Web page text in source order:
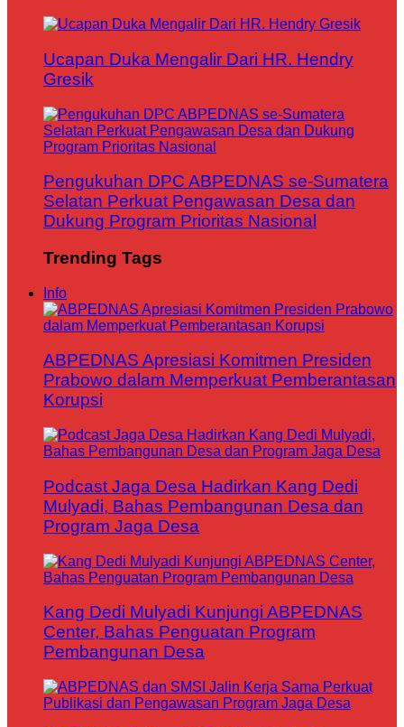
Ucapan Duka Mengalir Dari HR. Hendry
Gresik
Pengukuhan DPC ABPEDNAS se-Sumatera
Selatan Perkuat Pengawasan Desa dan
Dukung Program Prioritas Nasional
Trending Tags
Info
ABPEDNAS Apresiasi Komitmen Presiden
Prabowo dalam Memperkuat Pemberantasan
Korupsi
Podcast Jaga Desa Hadirkan Kang Dedi
Mulyadi, Bahas Pembangunan Desa dan
Program Jaga Desa
Kang Dedi Mulyadi Kunjungi ABPEDNAS
Center, Bahas Penguatan Program
Pembangunan Desa